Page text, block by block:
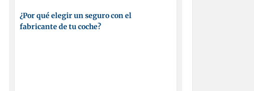
¿Por qué elegir un seguro con el
fabricante de tu coche?